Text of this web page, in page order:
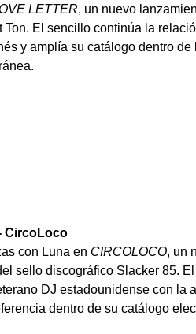
LETTER, un nuevo
Ton. El sencillo continúa la
y amplía su catálogo dentro de
CircoLoco
con Luna en CIRCOLOCO, un
sello discográfico Slacker 85.
DJ estadounidense con la
dentro de su catálogo